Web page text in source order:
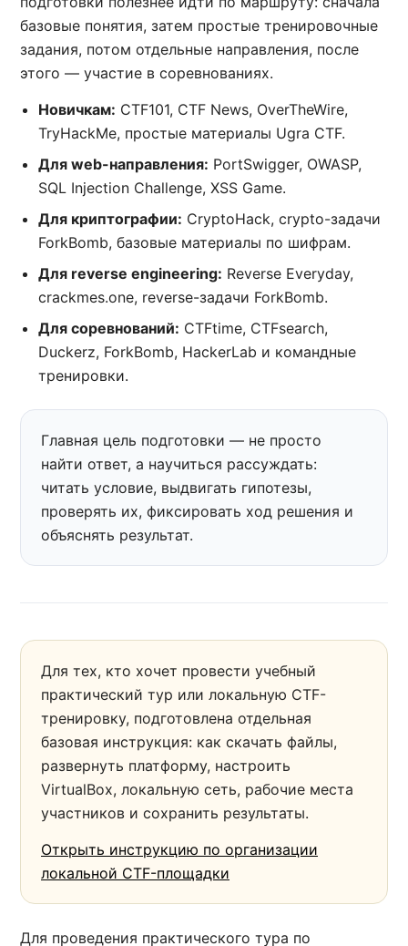
базовые понятия, затем простые тренировочные
задания, потом отдельные направления, после
этого — участие в соревнованиях.
Новичкам: CTF101, CTF News, OverTheWire,
TryHackMe, простые материалы Ugra CTF.
Для web-направления: PortSwigger, OWASP,
SQL Injection Challenge, XSS Game.
Для криптографии: CryptoHack, crypto-задачи
ForkBomb, базовые материалы по шифрам.
Для reverse engineering: Reverse Everyday,
crackmes.one, reverse-задачи ForkBomb.
Для соревнований: CTFtime, CTFsearch,
Duckerz, ForkBomb, HackerLab и командные
тренировки.
Главная цель подготовки — не просто
найти ответ, а научиться рассуждать:
читать условие, выдвигать гипотезы,
проверять их, фиксировать ход решения и
объяснять результат.
Для тех, кто хочет провести учебный
практический тур или локальную CTF-
тренировку, подготовлена отдельная
базовая инструкция: как скачать файлы,
развернуть платформу, настроить
VirtualBox, локальную сеть, рабочие места
участников и сохранить результаты.
Открыть инструкцию по организации
локальной CTF-площадки
Для проведения практического тура по